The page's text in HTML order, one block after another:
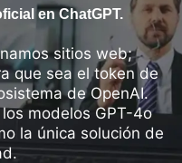
en ChatGPT.
sitios web;
que sea el token de
de OpenAI.
modelos GPT-4o
la única solución de